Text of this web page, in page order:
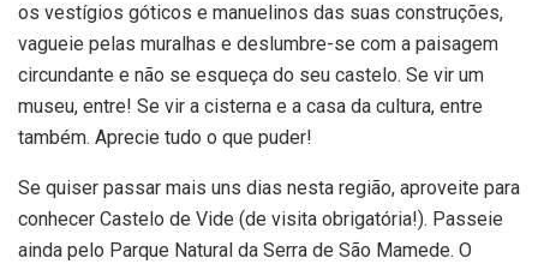
os vestígios góticos e manuelinos das suas construções,
vagueie pelas muralhas e deslumbre-se com a paisagem
circundante e não se esqueça do seu castelo. Se vir um
museu, entre! Se vir a cisterna e a casa da cultura, entre
também. Aprecie tudo o que puder!
Se quiser passar mais uns dias nesta região, aproveite para
conhecer Castelo de Vide (de visita obrigatória!). Passeie
ainda pelo Parque Natural da Serra de São Mamede. O